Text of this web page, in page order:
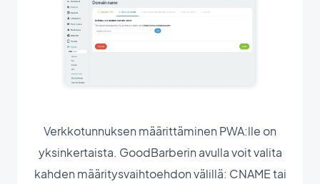
Verkkotunnuksen määrittäminen PWA:lle on
yksinkertaista. GoodBarberin avulla voit valita
kahden määritysvaihtoehdon välillä: CNAME tai